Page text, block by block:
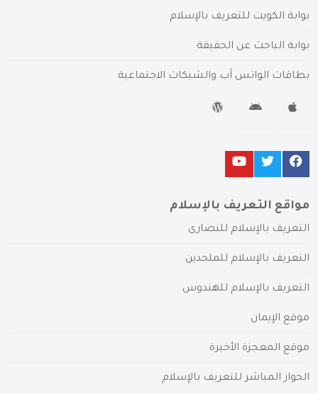
بوابة الكويت للتعريف بالإسلام
بوابة الباحث عن الحقيقة
بطاقات الواتس آب والشبكات الاجتماعية
مواقع التعريف بالإسلام
التعريف بالإسلام للنصارى
التعريف بالإسلام للملحدين
التعريف بالإسلام للهندوس
موقع الإيمان
موقع المعجزة الأخيرة
الحوار المباشر للتعريف بالإسلام